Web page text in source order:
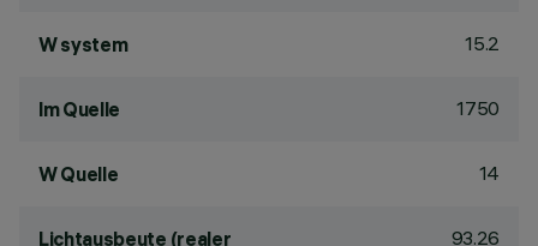
W system 15.2
lm Quelle 1750
W Quelle 14
Lichtausbeute (realer
93.26